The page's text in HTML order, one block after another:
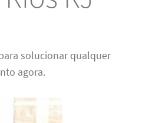
solucionar qualquer
agora.